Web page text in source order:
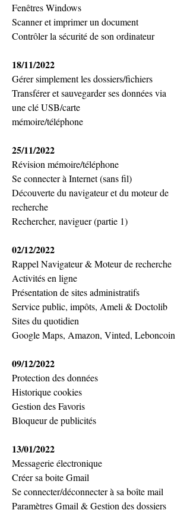
Fenêtres Windows
Scanner et imprimer un document
Contrôler la sécurité de son ordinateur
18/11/2022
Gérer simplement les dossiers/fichiers
Transférer et sauvegarder ses données via
une clé USB/carte
mémoire/téléphone
25/11/2022
Révision mémoire/téléphone
Se connecter à Internet (sans fil)
Découverte du navigateur et du moteur de
recherche
Rechercher, naviguer (partie 1)
02/12/2022
Rappel Navigateur & Moteur de recherche
Activités en ligne
Présentation de sites administratifs
Service public, impôts, Ameli & Doctolib
Sites du quotidien
Google Maps, Amazon, Vinted, Leboncoin
09/12/2022
Protection des données
Historique cookies
Gestion des Favoris
Bloqueur de publicités
13/01/2022
Messagerie électronique
Créer sa boite Gmail
Se connecter/déconnecter à sa boîte mail
Paramètres Gmail & Gestion des dossiers